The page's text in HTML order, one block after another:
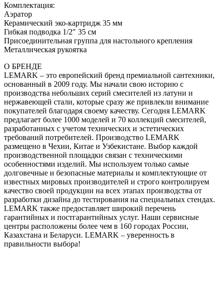
Комплектация:
Аэратор
Керамический эко-картридж 35 мм
Гибкая подводка 1/2″ 35 см
Присоединительная группа для настольного крепления
Металлическая рукоятка
О БРЕНДЕ
LEMARK – это европейский бренд премиальной сантехники,
основанный в 2009 году. Мы начали свою историю с
производства небольших серий смесителей из латуни и
нержавеющей стали, которые сразу же привлекли внимание
покупателей благодаря своему качеству. Сегодня LEMARK
предлагает более 1000 моделей и 70 коллекций смесителей,
разработанных с учетом технических и эстетических
требований потребителей. Производство LEMARK
размещено в Чехии, Китае и Узбекистане. Выбор каждой
производственной площадки связан с техническими
особенностями изделий. Мы используем только самые
долговечные и безопасные материалы и комплектующие от
известных мировых производителей и строго контролируем
качество своей продукции на всех этапах производства от
разработки дизайна до тестирования на специальных стендах.
LEMARK также предоставляет широкий перечень
гарантийных и постгарантийных услуг. Наши сервисные
центры расположены более чем в 160 городах России,
Казахстана и Беларуси. LEMARK – уверенность в
правильности выбора!